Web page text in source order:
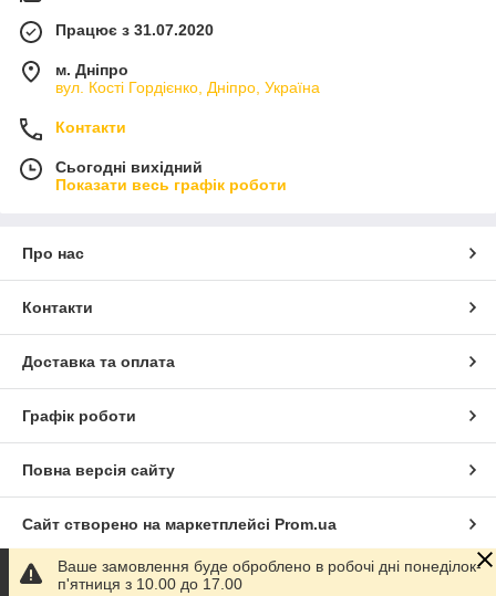
Працює з 31.07.2020
м. Дніпро
вул. Кості Гордієнко, Дніпро, Україна
Контакти
Сьогодні вихідний
Показати весь графік роботи
Про нас
Контакти
Доставка та оплата
Графік роботи
Повна версія сайту
Сайт створено на маркетплейсі Prom.ua
Політика конфіденційності
Ваше замовлення буде оброблено в робочі дні понеділок-
п'ятниця з 10.00 до 17.00